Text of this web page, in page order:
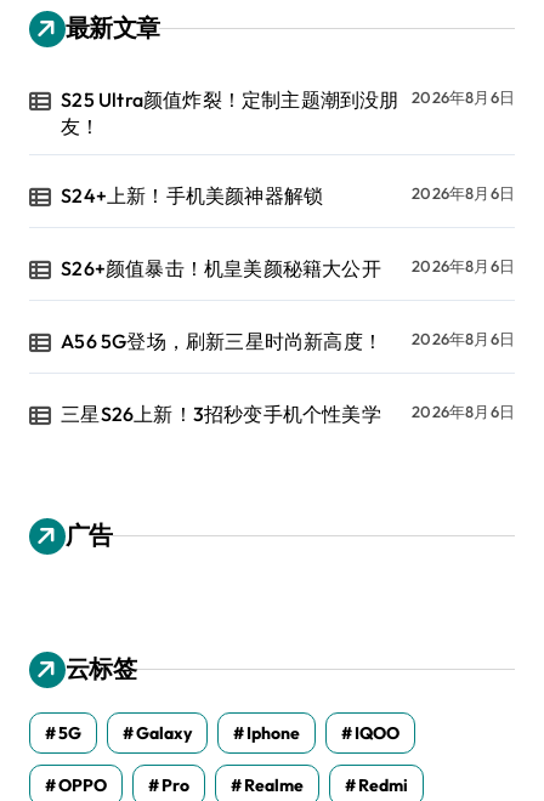
最新文章
S25 Ultra颜值炸裂！定制主题潮到没朋
友！
2026年8月6日
S24+上新！手机美颜神器解锁 2026年8月6日
S26+颜值暴击！机皇美颜秘籍大公开 2026年8月6日
A56 5G登场，刷新三星时尚新高度！ 2026年8月6日
三星S26上新！3招秒变手机个性美学 2026年8月6日
广告
云标签
5G Galaxy Iphone IQOO
OPPO Pro Realme Redmi